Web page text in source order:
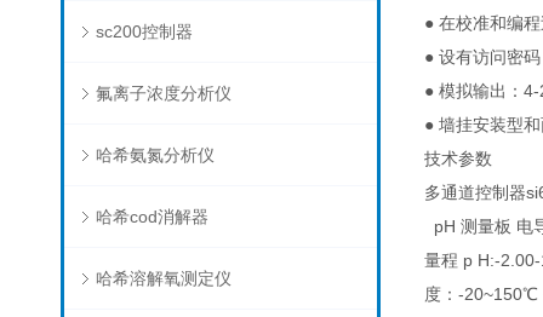
sc200控制器
氟离子浓度分析仪
哈希氨氮分析仪
哈希cod消解器
哈希溶解氧测定仪
● 在校准和编
● 设有访问密
● 模拟输出：
● 墙挂安装型
技术参数
多通道控制器
pH 测量板 电
量程 p H:-
度：-20~150℃